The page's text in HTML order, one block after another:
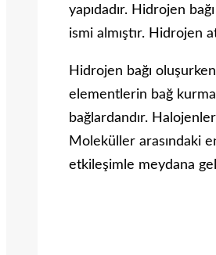
yapıdadır. Hidrojen
ismi almıştır. Hidrojen
Hidrojen bağı
elementlerin bağ
bağlardandır.
Moleküller arasındaki
etkileşimle meydana